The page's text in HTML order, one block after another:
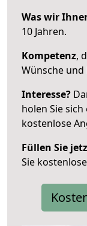
Was wir
10 Jahren.
Kompetenz,
Wünsche
Interesse?
holen Sie
kostenlose
Füllen Sie
Sie